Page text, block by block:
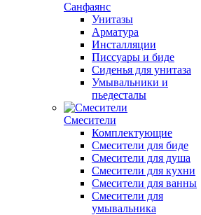
Санфаянс
Унитазы
Арматура
Инсталляции
Писсуары и биде
Сиденья для унитаза
Умывальники и
пьедесталы
Смесители
Комплектующие
Смесители для биде
Смесители для душа
Смесители для кухни
Смесители для ванны
Смесители для
умывальника